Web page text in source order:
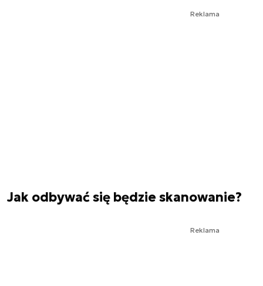
Reklama
Jak odbywać się będzie skanowanie?
Reklama